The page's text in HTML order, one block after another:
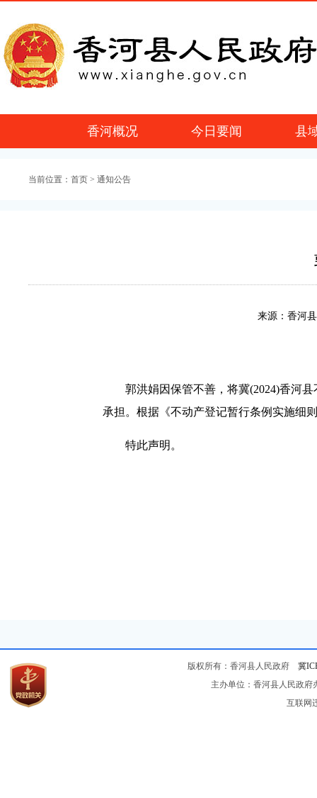
香河概况 今日要闻 县
当前位置： 首页 > 通知公告
来源：香河
郭洪娟因保管不善，将冀(2024)香河县
承担。根据《不动产登记暂行条例实施细
特此声明。
版权所有：香河县人民政府 冀
主办单位：香河县人民政
互联网